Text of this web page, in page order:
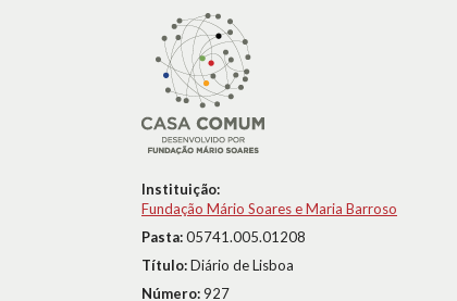
Instituição:
Fundação Mário Soares e Maria Barroso
Pasta:05741.005.01208
Título:Diário de Lisboa
Número:927